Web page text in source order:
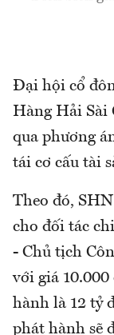
Đại hội cổ
Hàng Hải Sài
qua phương
tái cơ cấu tài
Theo đó,
cho đối tác
- Chủ tịch
với giá
hành là 12 tỷ
phát hành sẽ